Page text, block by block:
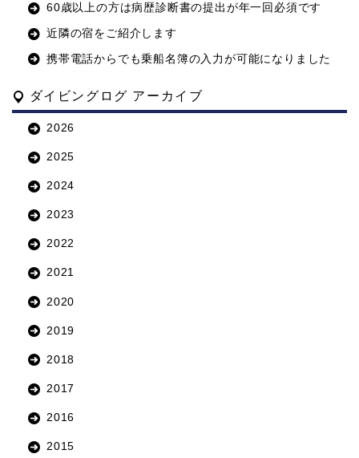
60歳以上の方は病歴診断書の提出が年一回必須です
近隣の宿をご紹介します
携帯電話からでも乗船名簿の入力が可能になりました
ダイビングログ アーカイブ
2026
2025
2024
2023
2022
2021
2020
2019
2018
2017
2016
2015